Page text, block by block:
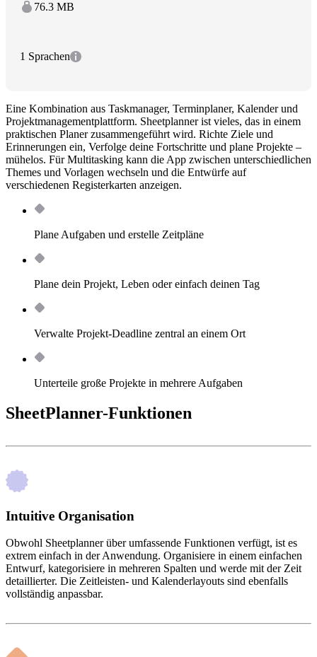
76.3 MB
1 Sprachen
Eine Kombination aus Taskmanager, Terminplaner, Kalender und
Projektmanagementplattform. Sheetplanner ist vieles, das in einem
praktischen Planer zusammengeführt wird. Richte Ziele und
Erinnerungen ein, Verfolge deine Fortschritte und plane Projekte –
mühelos. Für Multitasking kann die App zwischen unterschiedlichen
Themes und Vorlagen wechseln und die Entwürfe auf
verschiedenen Registerkarten anzeigen.
Plane Aufgaben und erstelle Zeitpläne
Plane dein Projekt, Leben oder einfach deinen Tag
Verwalte Projekt-Deadline zentral an einem Ort
Unterteile große Projekte in mehrere Aufgaben
SheetPlanner-Funktionen
Intuitive Organisation
Obwohl Sheetplanner über umfassende Funktionen verfügt, ist es
extrem einfach in der Anwendung. Organisiere in einem einfachen
Entwurf, kategorisiere in mehreren Spalten und werde mit der Zeit
detaillierter. Die Zeitleisten- und Kalenderlayouts sind ebenfalls
vollständig anpassbar.